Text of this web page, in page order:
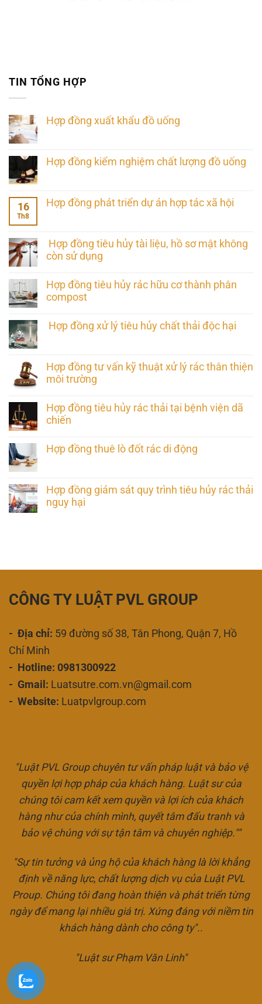
TIN TỔNG HỢP
Hợp đồng xuất khẩu đồ uống
Hợp đồng kiểm nghiệm chất lượng đồ uống
16
Th8
Hợp đồng phát triển dự án hợp tác xã hội
Hợp đồng tiêu hủy tài liệu, hồ sơ mật không
còn sử dụng
Hợp đồng tiêu hủy rác hữu cơ thành phân
compost
Hợp đồng xử lý tiêu hủy chất thải độc hại
Hợp đồng tư vấn kỹ thuật xử lý rác thân thiện
môi trường
Hợp đồng tiêu hủy rác thải tại bệnh viện dã
chiến
Hợp đồng thuê lò đốt rác di động
Hợp đồng giám sát quy trình tiêu hủy rác thải
nguy hại
CÔNG TY LUẬT PVL GROUP
- Địa chỉ: 59 đường số 38, Tân Phong, Quận 7, Hồ
Chí Minh
- Hotline: 0981300922
- Gmail: Luatsutre.com.vn@gmail.com
- Website: Luatpvlgroup.com
"Luật PVL Group chuyên tư vấn pháp luật và bảo vệ
quyền lợi hợp pháp của khách hàng. Luật sư của
chúng tôi cam kết xem quyền và lợi ích của khách
hàng như của chính mình, quyết tâm đấu tranh và
bảo vệ chúng với sự tận tâm và chuyên nghiệp.""
"Sự tin tưởng và ủng hộ của khách hàng là lời khẳng
định về năng lực, chất lượng dịch vụ của Luật PVL
Proup. Chúng tôi đang hoàn thiện và phát triển từng
ngày để mang lại nhiều giá trị. Xứng đáng với niềm tin
khách hàng dành cho công ty"..
"Luật sư Phạm Văn Linh"